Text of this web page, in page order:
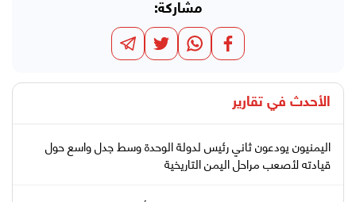
مشاركة:
الأحدث في تقارير
اليمنيون يودعون ثاني رئيس لدولة الوحدة وسط جدل واسع حول
قيادته لأصعب مراحل اليمن التاريخية